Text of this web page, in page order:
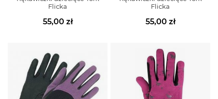
Flicka
55,00 zł
Flicka
55,00 zł